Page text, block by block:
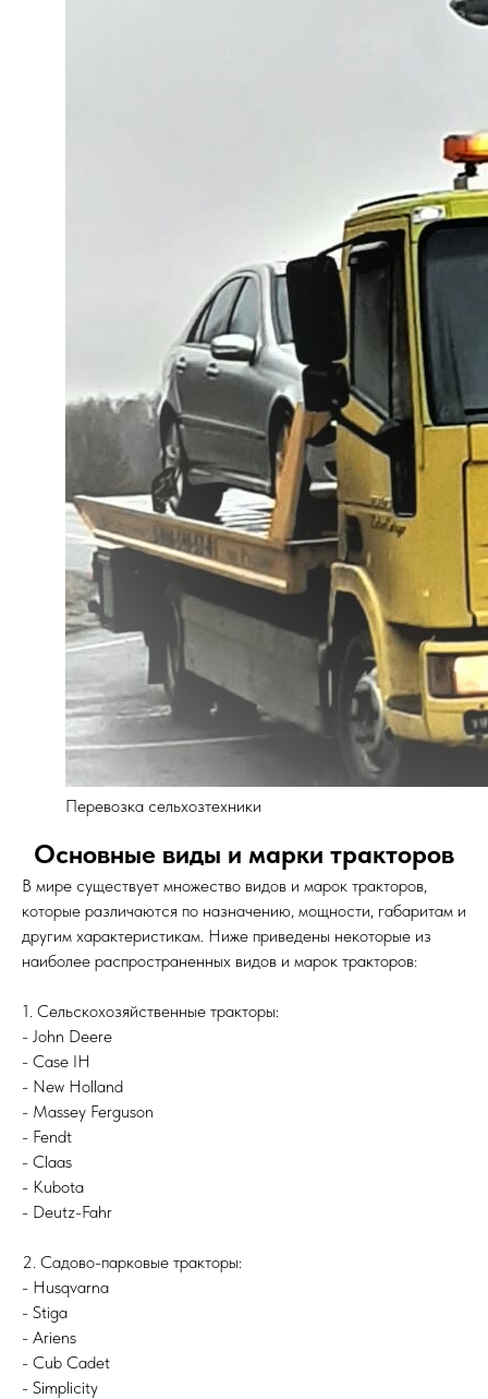
Перевозка сельхозтехники
Основные виды и марки тракторов
В мире существует множество видов и марок тракторов,
которые различаются по назначению, мощности, габаритам и
другим характеристикам. Ниже приведены некоторые из
наиболее распространенных видов и марок тракторов:
1. Сельскохозяйственные тракторы:
- John Deere
- Case IH
- New Holland
- Massey Ferguson
- Fendt
- Claas
- Kubota
- Deutz-Fahr
2. Садово-парковые тракторы:
- Husqvarna
- Stiga
- Ariens
- Cub Cadet
- Simplicity